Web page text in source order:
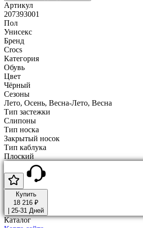
Артикул
207393001
Пол
Унисекс
Бренд
Crocs
Категория
Обувь
Цвет
Чёрный
Сезоны
Лето, Осень, Весна-Лето, Весна
Тип застежки
Слипоны
Тип носка
Закрытый носок
Тип каблука
Плоский
Купить
18 216 ₽
25-31 Дней
Каталог